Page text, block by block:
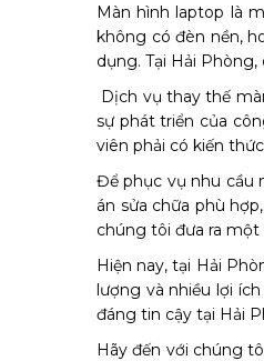
Màn hình laptop là
không có đèn nền,
dụng. Tại Hải
Dịch vụ thay thế
sự phát triển của
viên phải có kiến
Để phục vụ nhu cầu
án sửa chữa phù
chúng tôi đưa ra
Hiện nay, tại Hải
lượng và nhiều lợi
đáng tin cậy tại Hải
Hãy đến với chúng